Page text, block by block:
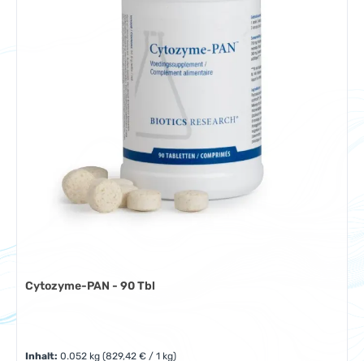
Cytozyme-PAN - 90 Tbl
Inhalt:0.052 kg(829,42 € / 1 kg)